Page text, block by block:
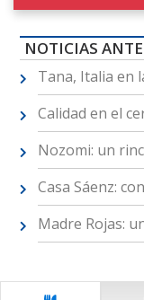
NOTICIAS
Tana, Italia en
Calidad en el
Nozomi: un
Casa Sáenz:
Madre Rojas: